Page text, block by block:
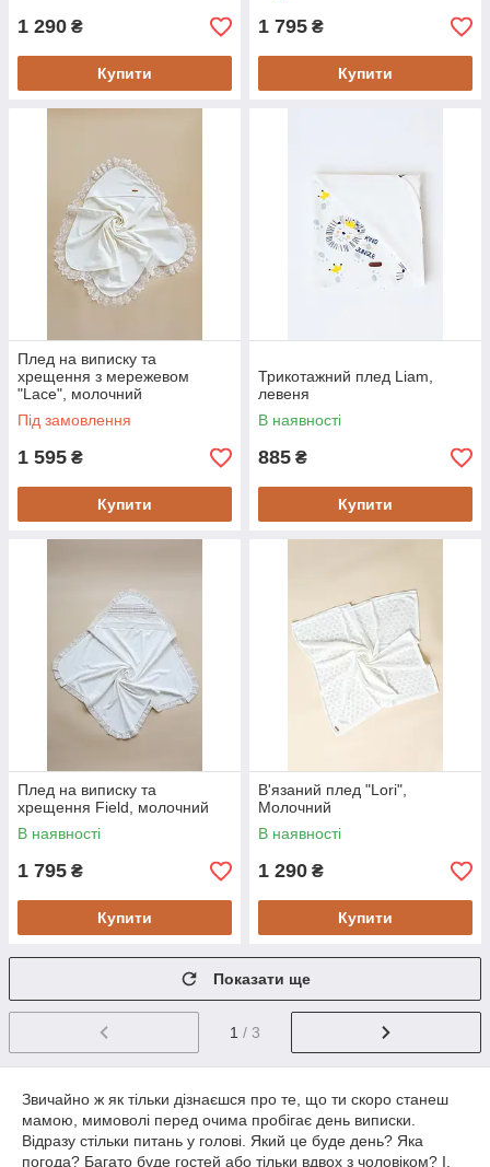
1 290 ₴
Купити
1 795 ₴
Купити
Плед на виписку та
хрещення з мережевом
"Lace", молочний
Під замовлення
1 595 ₴
Купити
Трикотажний плед Liam,
левеня
В наявності
885 ₴
Купити
Плед на виписку та
хрещення Field, молочний
В наявності
1 795 ₴
Купити
В'язаний плед "Lori",
Молочний
В наявності
1 290 ₴
Купити
Показати ще
1 / 3
Звичайно ж як тільки дізнаєшся про те, що ти скоро станеш
мамою, мимоволі перед очима пробігає день виписки.
Відразу стільки питань у голові. Який це буде день? Яка
погода? Багато буде гостей або тільки вдвох з чоловіком? І,